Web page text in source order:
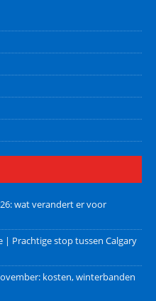
wat verandert er voor
| Prachtige stop tussen Calgary
kosten, winterbanden